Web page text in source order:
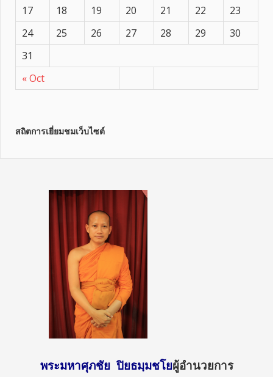
« Oct
17
18 19 20 21 22
23
24
25 26 27 28 29
30
31
สถิตการเยี่ยมชมเว็บไซต์
พระมหาศุภชัย ปิยธมฺมชโยผู้อำนวยการ